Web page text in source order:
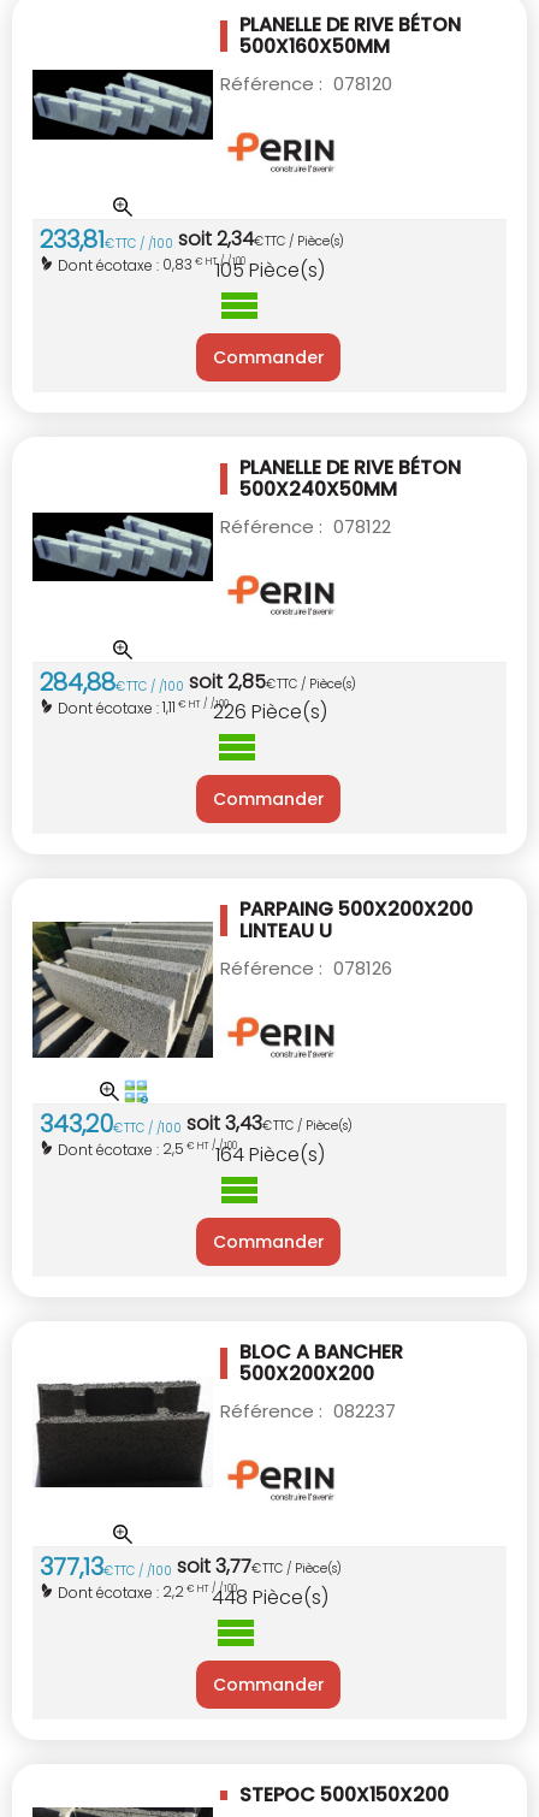
PLANELLE DE RIVE BÉTON
500X160X50MM
Référence : 078120
233,81€TTC / /100 soit2,34€TTC / Pièce(s)
Dont écotaxe : 0,83 € HT / /100
105Pièce(s)
Commander
PLANELLE DE RIVE BÉTON
500X240X50MM
Référence : 078122
284,88€TTC / /100 soit2,85€TTC / Pièce(s)
Dont écotaxe :1,11 € HT / /100226 Pièce(s)
Commander
PARPAING 500X200X200
LINTEAU U
Référence : 078126
343,20€TTC / /100 soit3,43€TTC / Pièce(s)
Dont écotaxe : 2,5 € HT / /100
164Pièce(s)
Commander
BLOC A BANCHER
500X200X200
Référence : 082237
377,13€TTC / /100 soit3,77€TTC / Pièce(s)
Dont écotaxe : 2,2€ HT / /100
448 Pièce(s)
Commander
STEPOC 500X150X200